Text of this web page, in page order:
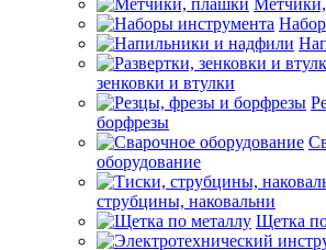
зенковки и втулки
борфрезы
оборудование
струбцины, наковальни
Щетка